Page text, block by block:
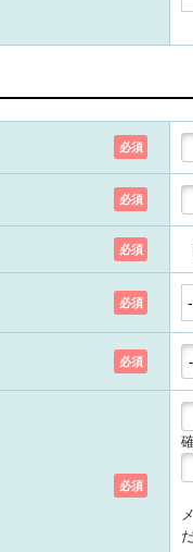
必須
必須
必須
必須
必須
必須